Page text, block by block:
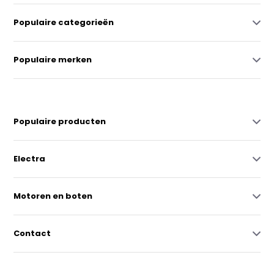
Populaire categorieën
Populaire merken
Populaire producten
Electra
Motoren en boten
Contact